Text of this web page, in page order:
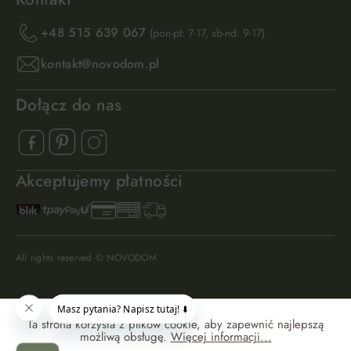
+48 515 639 067 (pon-pt: 7-17, sb-nd: 9-17)
kontakt@novodom.pl
Dołącz do nas
Akceptujemy płatności
All rights reserved © NOVODOM
Ta strona korzysta z plików cookie, aby zapewnić najlepszą
możliwą obsługę. Więcej informacji...